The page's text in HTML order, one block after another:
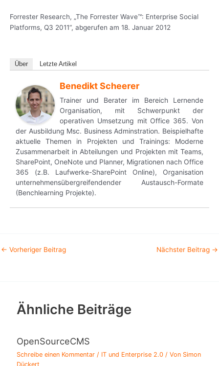
Forrester Research, „The Forrester Wave™: Enterprise Social
Platforms, Q3 2011“, abgerufen am 18. Januar 2012
Über Letzte Artikel
Benedikt Scheerer
Trainer und Berater im Bereich Lernende
Organisation, mit Schwerpunkt der
operativen Umsetzung mit Office 365. Von
der Ausbildung Msc. Business Adminstration. Beispielhafte
aktuelle Themen in Projekten und Trainings: Moderne
Zusammenarbeit in Abteilungen und Projekten mit Teams,
SharePoint, OneNote und Planner, Migrationen nach Office
365 (z.B. Laufwerke-SharePoint Online), Organisation
unternehmensübergreifendender Austausch-Formate
(Benchlearning Projekte).
← Vorheriger Beitrag Nächster Beitrag →
Ähnliche Beiträge
OpenSourceCMS
Schreibe einen Kommentar / IT und Enterprise 2.0 / Von Simon
Dückert